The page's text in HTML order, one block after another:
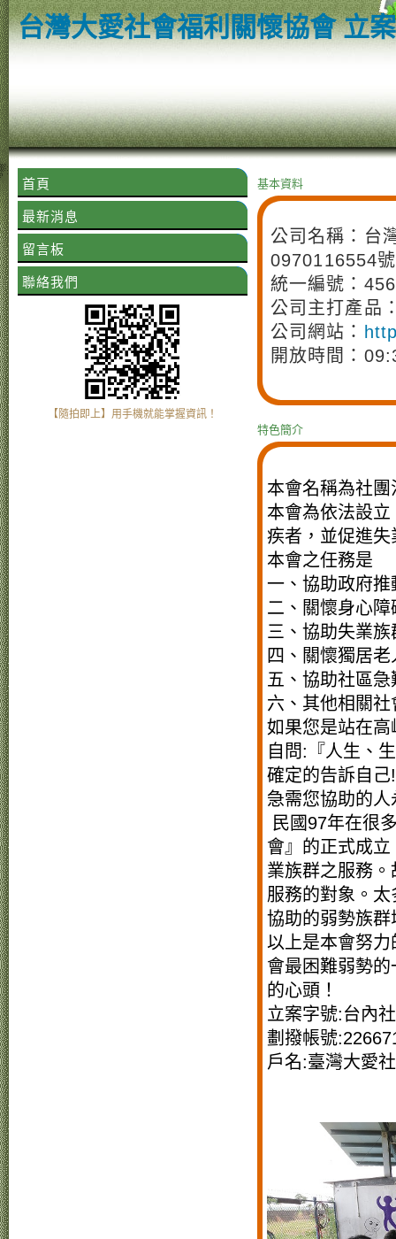
台灣大愛社會福利關懷協會 立
基本資料
公司名稱：台
0970116554號
統一編號：
公司主打產品
公司網站：
開放時間：
特色簡介
本會名稱為社
本會為依法設
疾者，並促進
本會之任務是
一、協助政府
二、關懷身心
三、協助失業
四、關懷獨居
五、協助社區
六、其他相關
如果您是站在
自問:『人生、
確定的告訴自
急需您協助的
民國97年在很
會』的正式成
業族群之服務
服務的對象。
協助的弱勢族
以上是本會努
會最困難弱勢
的心頭！
立案字號:台內
劃撥帳號
戶名:臺灣大愛
首頁
最新消息
留言板
聯絡我們
【隨拍即上】用手機就能掌握資訊！